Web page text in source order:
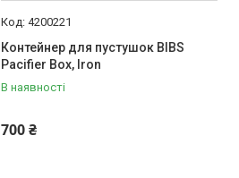
4200221
Контейнер для пустушок BIBS
Pacifier Box, Iron
В наявності
700 ₴